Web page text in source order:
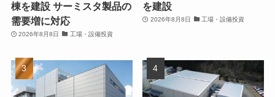
棟を建設 サーミスタ製品の
需要増に対応
2026年8月8日 工場・設備投資
を建設
2026年8月8日 工場・設備投資